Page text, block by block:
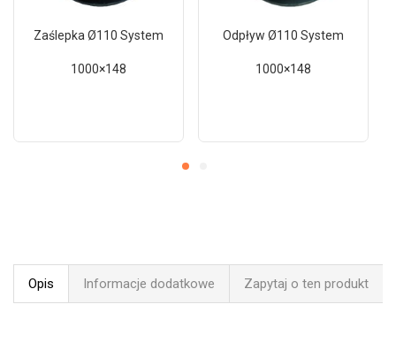
Zaślepka Ø110 System
1000×148
Odpływ Ø110 System
1000×148
Opis Informacje dodatkowe Zapytaj o ten produkt